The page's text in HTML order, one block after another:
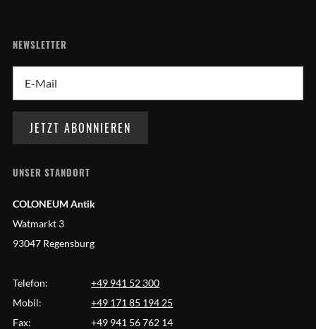
NEWSLETTER
UNSER STANDORT
COLONEUM Antik
Watmarkt 3
93047 Regensburg
Telefon:
+49 941 52 300
Mobil:
+49 171 85 194 25
Fax:
+49 941 56 762 14